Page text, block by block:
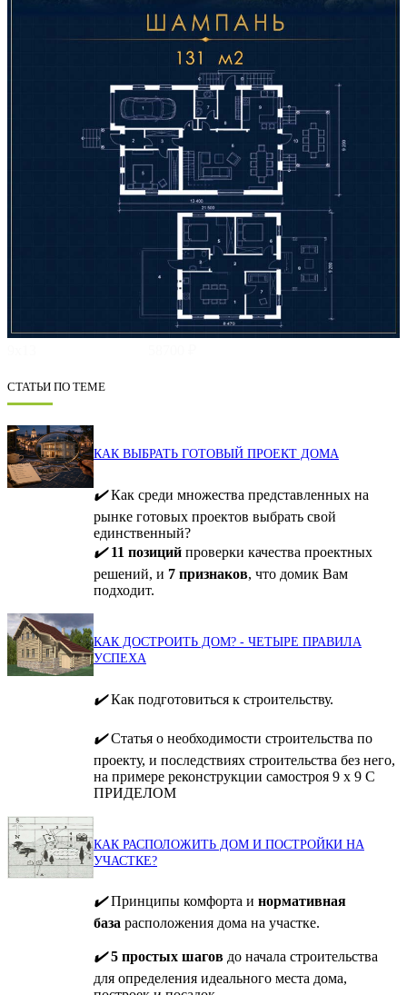
СТАТЬИ ПО ТЕМЕ
КАК ВЫБРАТЬ ГОТОВЫЙ ПРОЕКТ ДОМА
✔️Как среди множества представленных на
рынке готовых проектов выбрать свой
единственный?
✔️ 11 позиций проверки качества проектных
решений, и 7 признаков, что домик Вам
подходит.
КАК ДОСТРОИТЬ ДОМ? - ЧЕТЫРЕ ПРАВИЛА
УСПЕХА
✔️Как подготовиться к строительству.
✔️Статья о необходимости строительства по
проекту, и последствиях строительства без него,
на примере реконструкции самостроя 9 х 9 С
ПРИДЕЛОМ
КАК РАСПОЛОЖИТЬ ДОМ И ПОСТРОЙКИ НА
УЧАСТКЕ?
✔️Принципы комфорта и нормативная
база расположения дома на участке.
✔️5 простых шагов до начала строительства
для определения идеального места дома,